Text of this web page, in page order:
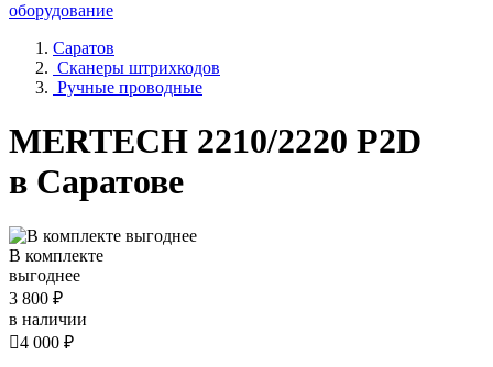
оборудование
Саратов
Сканеры штрихкодов
Ручные проводные
MERTECH 2210/2220 P2D
в Саратове
В комплекте
выгоднее
3 800 ₽
в наличии
4 000 ₽